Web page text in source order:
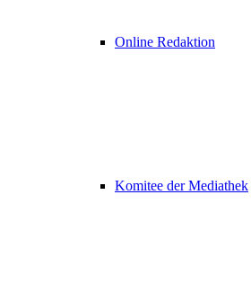
Online Redaktion
Komitee der Mediathek